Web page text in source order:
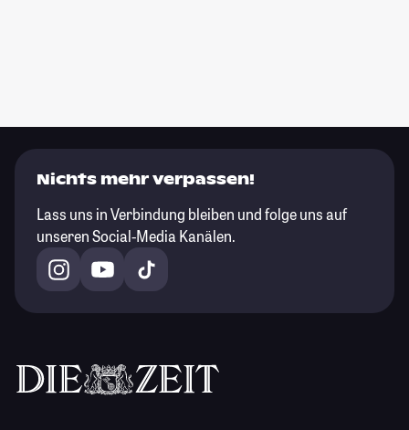
Nichts mehr verpassen!
Lass uns in Verbindung bleiben und folge uns auf
unseren Social-Media Kanälen.